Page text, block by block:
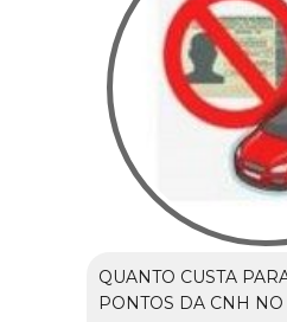
QUANTO CUSTA
PONTOS DA CNH